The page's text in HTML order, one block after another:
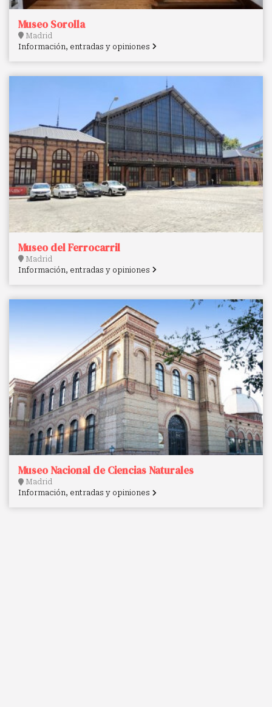
Museo Sorolla
Madrid
Información, entradas y opiniones
Museo del Ferrocarril
Madrid
Información, entradas y opiniones
Museo Nacional de Ciencias Naturales
Madrid
Información, entradas y opiniones